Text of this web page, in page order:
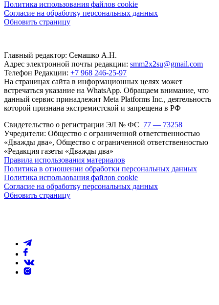
Политика использования файлов cookie
Согласие на обработку персональных данных
Обновить страницу
Главный редактор: Семашко А.Н.
Адрес электронной почты редакции: smm2x2su@gmail.com
Телефон Редакции: +7 968 246-25-97
На страницах сайта в информационных целях может
встречаться указание на WhatsApp. Обращаем внимание, что
данный сервис принадлежит Meta Platforms Inc., деятельность
которой признана экстремистской и запрещена в РФ
Свидетельство о регистрации ЭЛ № ФС 77 — 73258
Учредители: Общество с ограниченной ответственностью
«Дважды два», Общество с ограниченной ответственностью
«Редакция газеты «Дважды два»
Правила использования материалов
Политика в отношении обработки персональных данных
Политика использования файлов cookie
Согласие на обработку персональных данных
Обновить страницу